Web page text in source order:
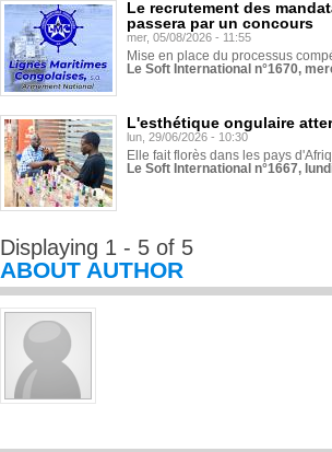
Le recrutement des
passera par un concours
mer, 05/08/2026 - 11:55
Mise en place du processus
Le Soft International n°1670,
L'esthétique ongulaire
lun, 29/06/2026 - 10:30
Elle fait florès dans les pays
Le Soft International n°1667,
Displaying 1 - 5 of 5
ABOUT AUTHOR